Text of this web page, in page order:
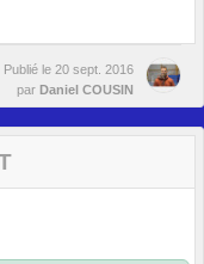
Publié le 20 sept. 2016
par Daniel COUSIN